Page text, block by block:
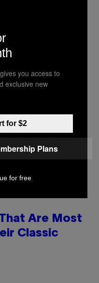
Are Most
Classic
you access to
exclusive new
for $2
Plans
for free